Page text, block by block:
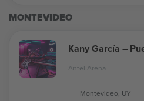
MONTEVIDEO
Kany García –
Antel Arena
Montevideo, UY